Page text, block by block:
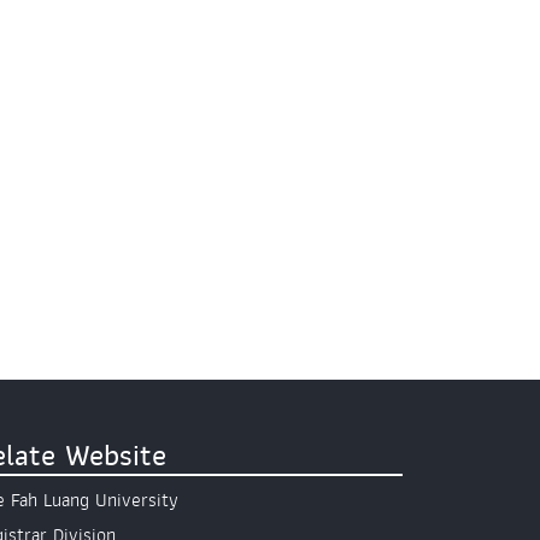
Website
Fah Luang University